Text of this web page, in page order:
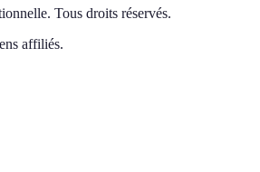
. Tous droits réservés.
affiliés.